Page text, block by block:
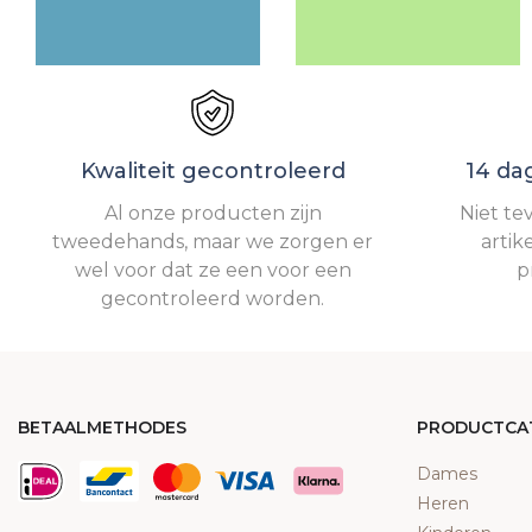
Kwaliteit gecontroleerd
Al onze producten zijn
tweedehands, maar we zorgen er
wel voor dat ze een voor een
gecontroleerd worden.
14
Niet
BETAALMETHODES
Dames
Heren